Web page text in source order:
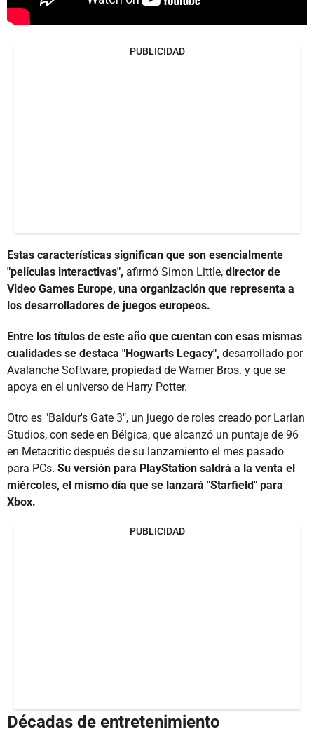
PUBLICIDAD
Estas características significan que son esencialmente
"películas interactivas", afirmó Simon Little, director de
Video Games Europe, una organización que representa a
los desarrolladores de juegos europeos.
Entre los títulos de este año que cuentan con esas mismas
cualidades se destaca "Hogwarts Legacy", desarrollado por
Avalanche Software, propiedad de Warner Bros. y que se
apoya en el universo de Harry Potter.
Otro es "Baldur's Gate 3", un juego de roles creado por Larian
Studios, con sede en Bélgica, que alcanzó un puntaje de 96
en Metacritic después de su lanzamiento el mes pasado
para PCs. Su versión para PlayStation saldrá a la venta el
miércoles, el mismo día que se lanzará "Starfield" para
Xbox.
PUBLICIDAD
Décadas de entretenimiento